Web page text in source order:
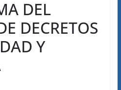
DEL
DECRETOS
Y